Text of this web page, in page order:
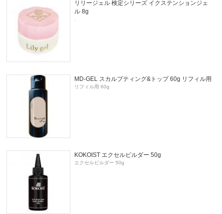
リリージェル 検定シリーズ イクステンションジェ
ル 8g
.
MD-GEL スカルプティング&トップ 60g リフィル用
リフィル用 60g
KOKOIST エクセルビルダー 50g
エクセルビルダー 50g